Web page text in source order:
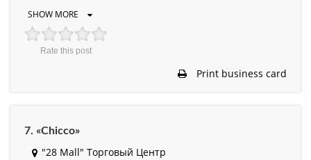
SHOW MORE
Rate this post
Print business card
7. «Chicco»
"28 Mall" Торговый Центр